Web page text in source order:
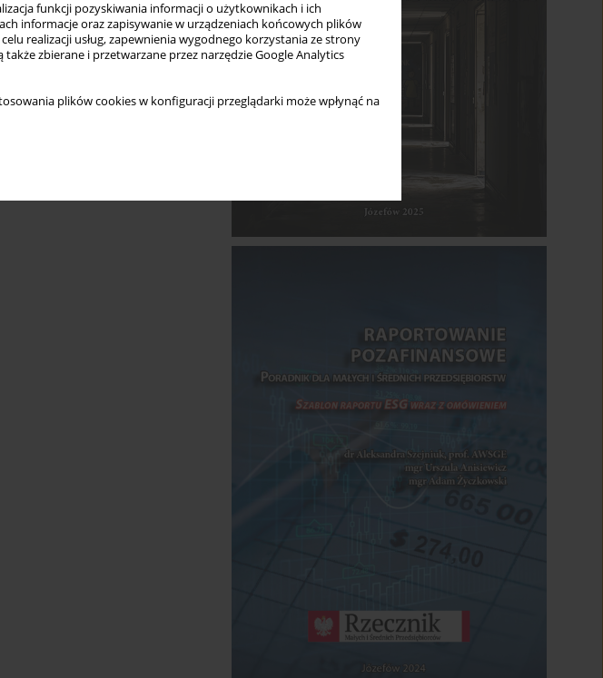
funkcji pozyskiwania informacji o użytkownikach i ich
informacje oraz zapisywanie w urządzeniach końcowych plików
realizacji usług, zapewnienia wygodnego korzystania ze strony
także zbierane i przetwarzane przez narzędzie Google Analytics
plików cookies w konfiguracji przeglądarki może wpłynąć na